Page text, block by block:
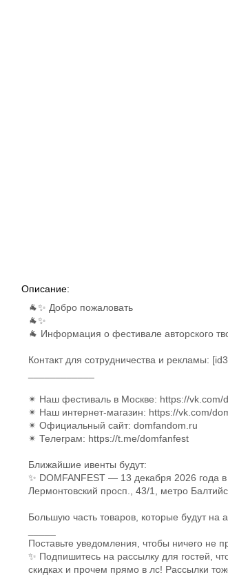
Описание:
🐐✨ Добро пожаловать
🐐✨
🐐 Информация о фестивале авторского
Контакт для сотрудничества и рекламы:
✴ Наш фестиваль в Москве: https://vk.com/
✴ Наш интернет-магазин: https://vk.com/
✴ Официальный сайт: domfandom.ru
✴ Телеграм: https://t.me/domfanfest
Ближайшие ивенты будут:
✨ DOMFANFEST — 13 декабря 2026 года
Лермонтовский просп., 43/1, метро
Большую часть товаров, которые будут на
Поставьте уведомления, чтобы ничего не
✨ Подпишитесь на рассылку для гостей,
скидках и прочем прямо в лс! Рассылки